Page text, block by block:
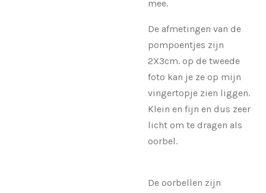
mee.
De afmetingen van de
pompoentjes zijn
2X3cm. op de tweede
foto kan je ze op mijn
vingertopje zien liggen.
Klein en fijn en dus zeer
licht om te dragen als
oorbel.
De oorbellen zijn